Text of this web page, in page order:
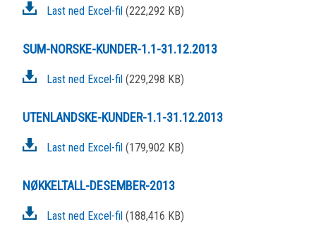
Last ned Excel-fil (222,292 KB)
SUM-NORSKE-KUNDER-1.1-31.12.2013
Last ned Excel-fil (229,298 KB)
UTENLANDSKE-KUNDER-1.1-31.12.2013
Last ned Excel-fil (179,902 KB)
NØKKELTALL-DESEMBER-2013
Last ned Excel-fil (188,416 KB)